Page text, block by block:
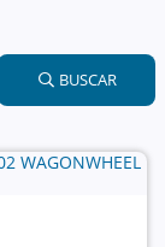
BUSCAR